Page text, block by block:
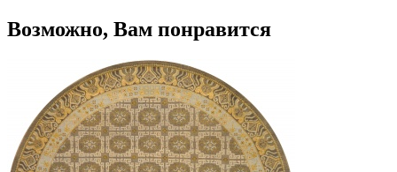
Возможно, Вам понравится